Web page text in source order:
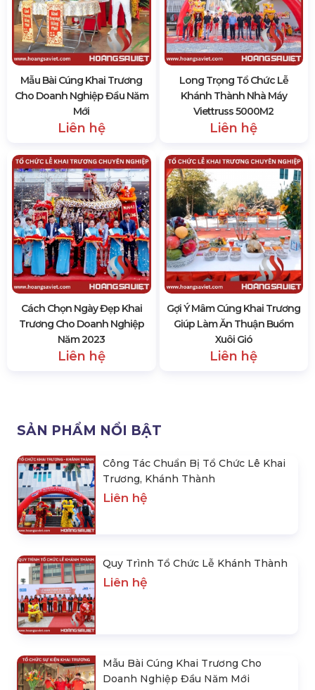
Mẫu Bài Cúng Khai Trương
Cho Doanh Nghiệp Đầu Năm
Mới
Liên hệ
Long Trọng Tổ Chức Lễ
Khánh Thành Nhà Máy
Viettruss 5000M2
Liên hệ
Cách Chọn Ngày Đẹp Khai
Trương Cho Doanh Nghiệp
Năm 2023
Liên hệ
Gợi Ý Mâm Cúng Khai Trương
Giúp Làm Ăn Thuận Buồm
Xuôi Gió
Liên hệ
SẢN PHẨM NỔI BẬT
Công Tác Chuẩn Bị Tổ Chức Lê Khai
Trương, Khánh Thành
Liên hệ
Quy Trình Tổ Chức Lễ Khánh Thành
Liên hệ
Mẫu Bài Cúng Khai Trương Cho
Doanh Nghiệp Đầu Năm Mới